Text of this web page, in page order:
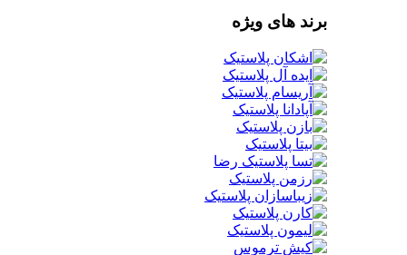
برند های ویژه